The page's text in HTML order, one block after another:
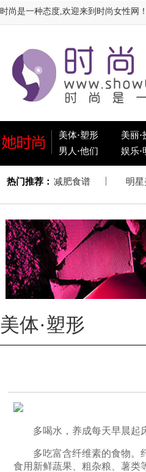
时尚是一种态度,欢迎来到时尚女性网！
美体·塑形 美丽·
男人 ·他们 娱乐·
美体·塑形
多喝水，养成每天早晨起床
多吃富含纤维素的食物。纤
食用新鲜蔬果、粗杂粮、薯类